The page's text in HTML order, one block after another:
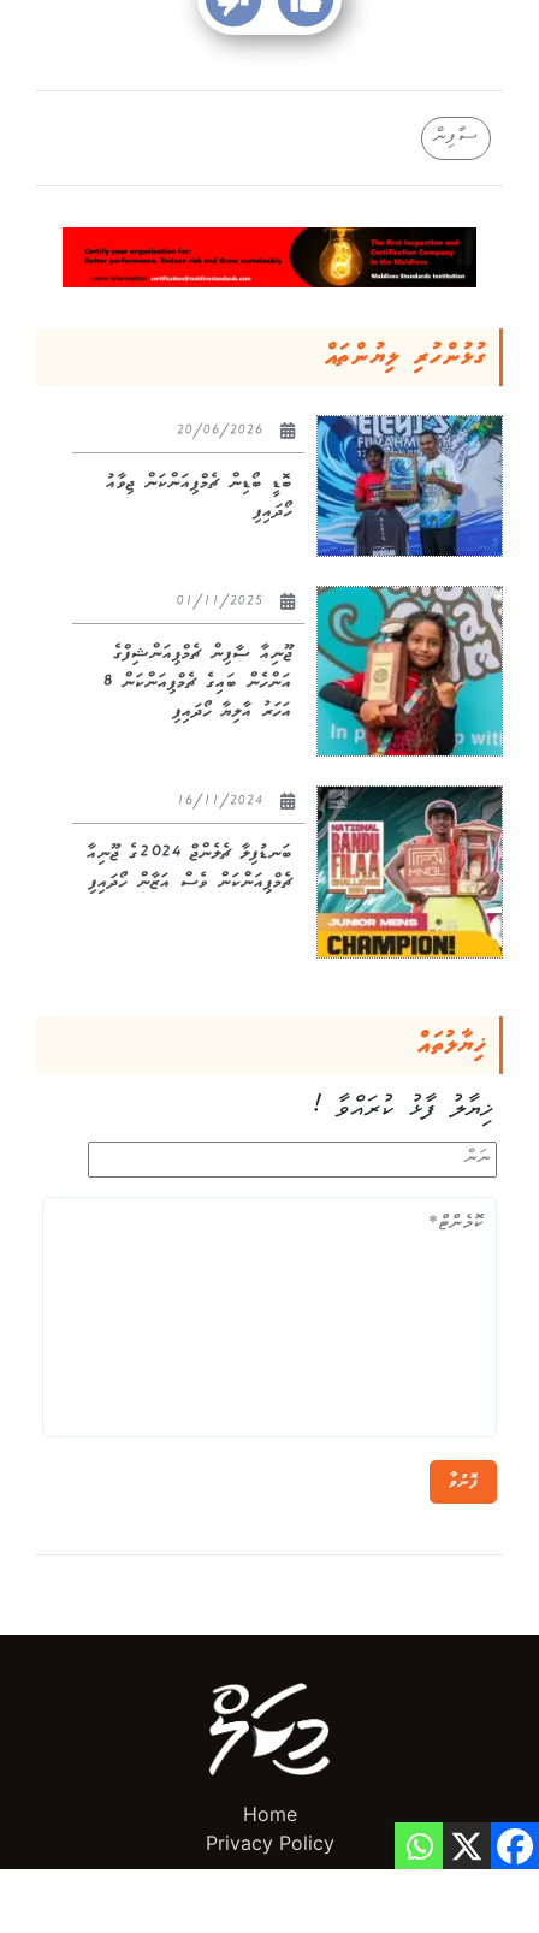
ސާފިން
ގުޅުންހުރި ލިޔުންތައް
ބޮޑީ ބޯޑިން ޗެމްޕިއަންކަން ޖިވާއު
ހޯދައިފި
ޖޫނިއާ ސާފިން ޗެމްޕިއަންޝިފްގެ
އަންހެން ބައިގެ ޗެމްޕިއަންކަން 8
އަހަރު އާލިޔާ ހޯދައިފި
ބަނޑުފިލާ ޗެލެންޖް 2024ގެ ޖޫނިއާ
ޗެމްޕިއަންކަން ވެސް އަޒާން ހޯދައިފި
ޚިޔާލުތައް
ޚިޔާލު ފާޅު ކުރައްވާ !
ފޮނުވާ
Home
Privacy Policy